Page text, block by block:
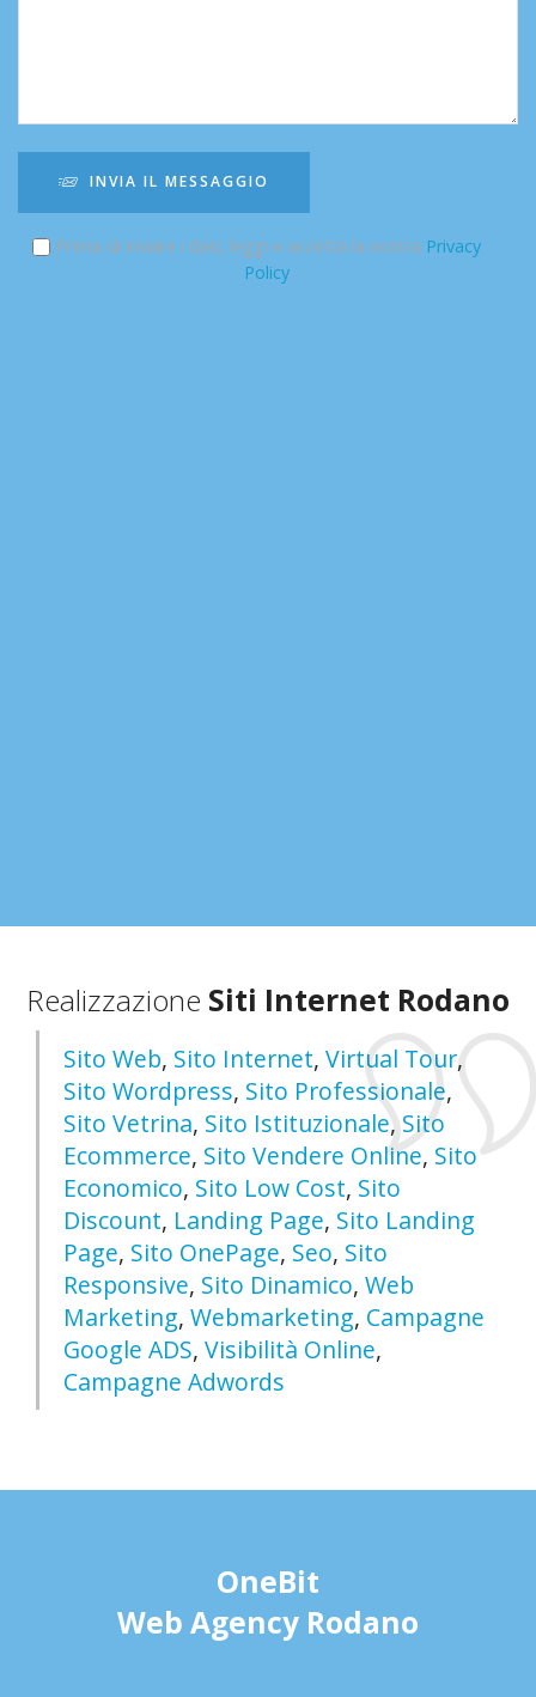
INVIA IL MESSAGGIO
Prima di inviare i dati, leggi e accetta la nostra Privacy
Policy.
Realizzazione Siti Internet Rodano
Sito Web, Sito Internet, Virtual Tour,
Sito Wordpress, Sito Professionale,
Sito Vetrina, Sito Istituzionale, Sito
Ecommerce, Sito Vendere Online, Sito
Economico, Sito Low Cost, Sito
Discount, Landing Page, Sito Landing
Page, Sito OnePage, Seo, Sito
Responsive, Sito Dinamico, Web
Marketing, Webmarketing, Campagne
Google ADS, Visibilità Online,
Campagne Adwords
OneBit
Web Agency Rodano